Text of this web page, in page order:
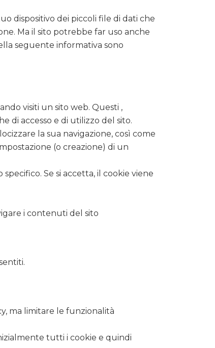
dispositivo dei piccoli file di dati che
Ma il sito potrebbe far uso anche
seguente informativa sono
visiti un sito web. Questi ,
di accesso e di utilizzo del sito.
la sua navigazione, così come
(o creazione) di un
Se si accetta, il cookie viene
i contenuti del sito
ma limitare le funzionalità
tutti i cookie e quindi